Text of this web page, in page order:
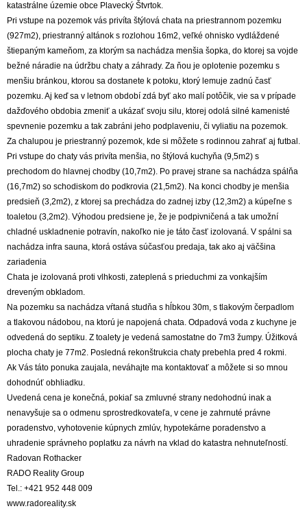
katastrálne územie obce Plavecký Štvrtok.
Pri vstupe na pozemok vás privíta štýlová chata na priestrannom pozemku
(927m2), priestranný altánok s rozlohou 16m2, veľké ohnisko vydláždené
štiepaným kameňom, za ktorým sa nachádza menšia šopka, do ktorej sa vojde
bežné náradie na údržbu chaty a záhrady. Za ňou je oplotenie pozemku s
menšiu bránkou, ktorou sa dostanete k potoku, ktorý lemuje zadnú časť
pozemku. Aj keď sa v letnom období zdá byť ako malí potôčik, vie sa v prípade
dažďového obdobia zmeniť a ukázať svoju silu, ktorej odolá silné kamenisté
spevnenie pozemku a tak zabráni jeho podplaveniu, či vyliatiu na pozemok.
Za chalupou je priestranný pozemok, kde si môžete s rodinnou zahrať aj futbal.
Pri vstupe do chaty vás privíta menšia, no štýlová kuchyňa (9,5m2) s
prechodom do hlavnej chodby (10,7m2). Po pravej strane sa nachádza spálňa
(16,7m2) so schodiskom do podkrovia (21,5m2). Na konci chodby je menšia
predsieň (3,2m2), z ktorej sa prechádza do zadnej izby (12,3m2) a kúpeľne s
toaletou (3,2m2). Výhodou predsiene je, že je podpivničená a tak umožní
chladné uskladnenie potravín, nakoľko nie je táto časť izolovaná. V spálni sa
nachádza infra sauna, ktorá ostáva súčasťou predaja, tak ako aj väčšina
zariadenia
Chata je izolovaná proti vlhkosti, zateplená s prieduchmi za vonkajším
dreveným obkladom.
Na pozemku sa nachádza vŕtaná studňa s hĺbkou 30m, s tlakovým čerpadlom
a tlakovou nádobou, na ktorú je napojená chata. Odpadová voda z kuchyne je
odvedená do septiku. Z toalety je vedená samostatne do 7m3 žumpy. Úžitková
plocha chaty je 77m2. Posledná rekonštrukcia chaty prebehla pred 4 rokmi.
Ak Vás táto ponuka zaujala, neváhajte ma kontaktovať a môžete si so mnou
dohodnúť obhliadku.
Uvedená cena je konečná, pokiaľ sa zmluvné strany nedohodnú inak a
nenavyšuje sa o odmenu sprostredkovateľa, v cene je zahrnuté právne
poradenstvo, vyhotovenie kúpnych zmlúv, hypotekárne poradenstvo a
uhradenie správneho poplatku za návrh na vklad do katastra nehnuteľností.
Radovan Rothacker
RADO Reality Group
Tel.: +421 952 448 009
www.radoreality.sk